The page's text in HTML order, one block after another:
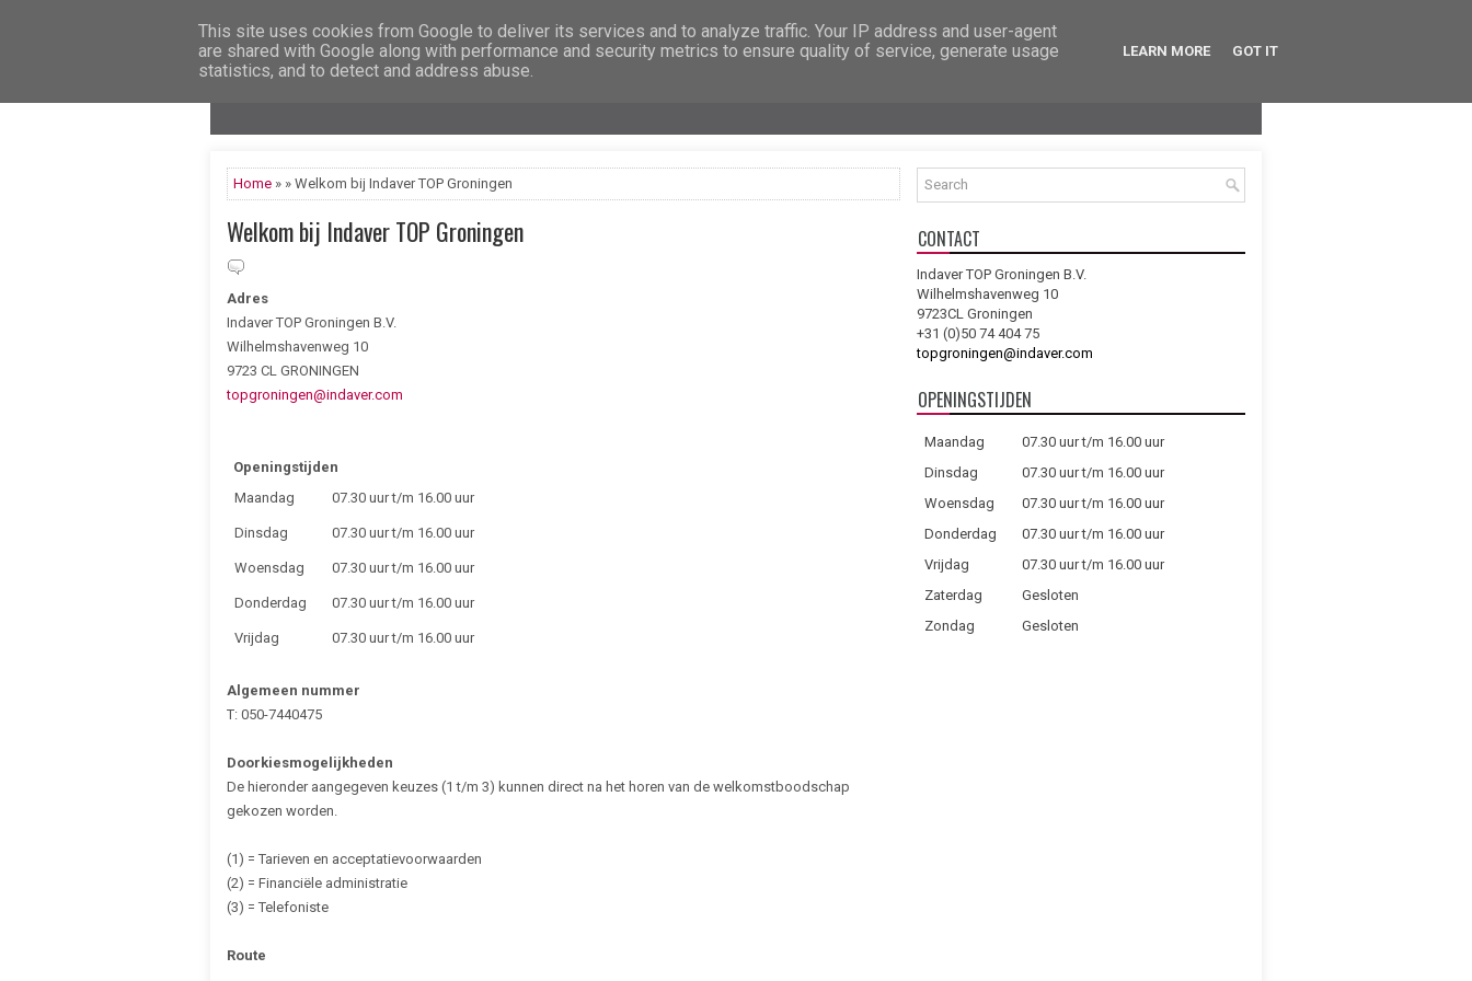
Home » » Welkom bij Indaver TOP Groningen
Welkom bij Indaver TOP Groningen
Adres
Indaver TOP Groningen B.V.
Wilhelmshavenweg 10
9723 CL GRONINGEN
topgroningen@indaver.com
Openingstijden
Maandag
07.30 uur t/m 16.00 uur
Dinsdag 07.30 uur t/m 16.00 uur
Woensdag 07.30 uur t/m 16.00 uur
Donderdag 07.30 uur t/m 16.00 uur
Vrijdag 07.30 uur t/m 16.00 uur
Algemeen nummer
T: 050-7440475
Doorkiesmogelijkheden
De hieronder aangegeven keuzes (1 t/m 3) kunnen direct na het horen van de welkomstboodschap
gekozen worden.
(1) = Tarieven en acceptatievoorwaarden
(2) = Financiële administratie
(3) = Telefoniste
Route
CONTACT
Indaver TOP Groningen B.V.
Wilhelmshavenweg 10
9723CL Groningen
+31 (0)50 74 404 75
topgroningen@indaver.com
OPENINGSTIJDEN
Maandag
07.30 uur t/m 16.00 uur
Dinsdag
07.30 uur t/m 16.00 uur
Woensdag
07.30 uur t/m 16.00 uur
Donderdag
07.30 uur t/m 16.00 uur
Vrijdag
07.30 uur t/m 16.00 uur
Zaterdag
Gesloten
Zondag
Gesloten
This site uses cookies from Google to deliver its services and to analyze traffic. Your IP address and user-agent
are shared with Google along with performance and security metrics to ensure quality of service, generate usage
statistics, and to detect and address abuse.
LEARN MORE GOT IT